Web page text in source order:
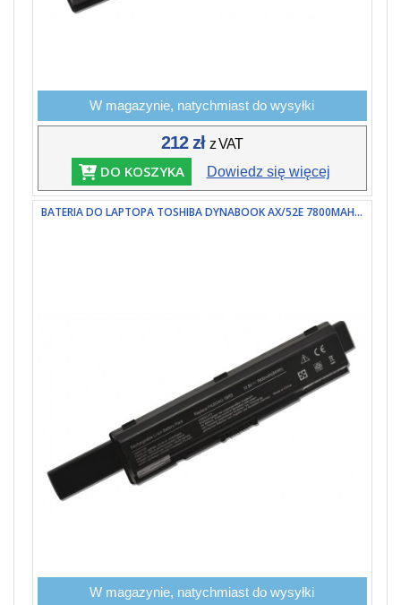
W magazynie, natychmiast do wysyłki
212 złz VAT
DO KOSZYKA Dowiedz się więcej
BATERIA DO LAPTOPA TOSHIBA DYNABOOK AX/52E 7800MAH...
W magazynie, natychmiast do wysyłki